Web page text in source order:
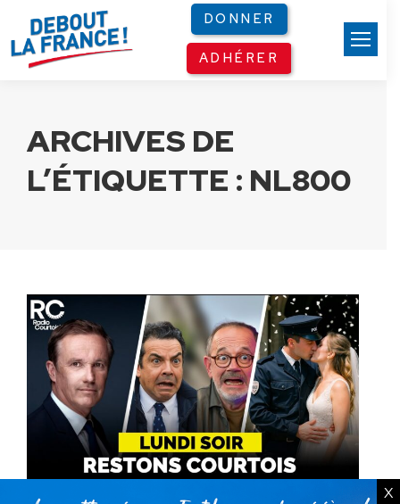
DONNER
ADHÉRER
ARCHIVES DE
L’ÉTIQUETTE : NL800
X
Panneau de gestion des cookies